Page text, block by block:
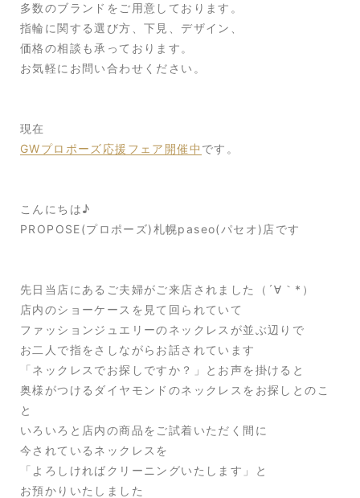
多数のブランドをご用意しております。
指輪に関する選び方、下見、デザイン、
価格の相談も承っております。
お気軽にお問い合わせください。
現在
GWプロポーズ応援フェア開催中 です。
こんにちは♪
PROPOSE(プロポーズ)札幌paseo(パセオ)店です
先日当店にあるご夫婦がご来店されました（´∀｀*）
店内のショーケースを見て回られていて
ファッションジュエリーのネックレスが並ぶ辺りで
お二人で指をさしながらお話されています
「ネックレスでお探しですか？」とお声を掛けると
奥様がつけるダイヤモンドのネックレスをお探しとのこ
と
いろいろと店内の商品をご試着いただく間に
今されているネックレスを
「よろしければクリーニングいたします」と
お預かりいたしました